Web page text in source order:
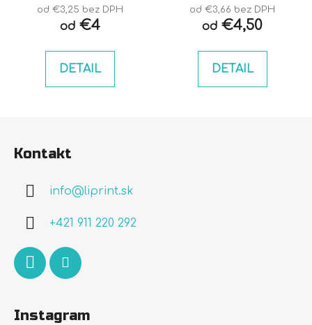
od €3,25 bez DPH
od€4
DETAIL
od €3,66 bez DPH
od €4,50
DETAIL
Kontakt
info@liprint.sk
+421 911 220 292
Instagram